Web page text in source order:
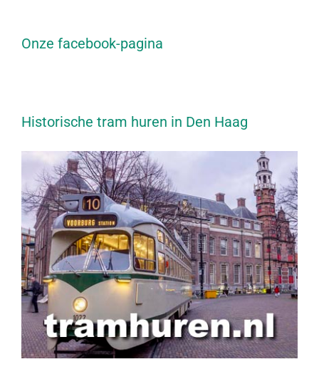
Onze facebook-pagina
Historische tram huren in Den Haag